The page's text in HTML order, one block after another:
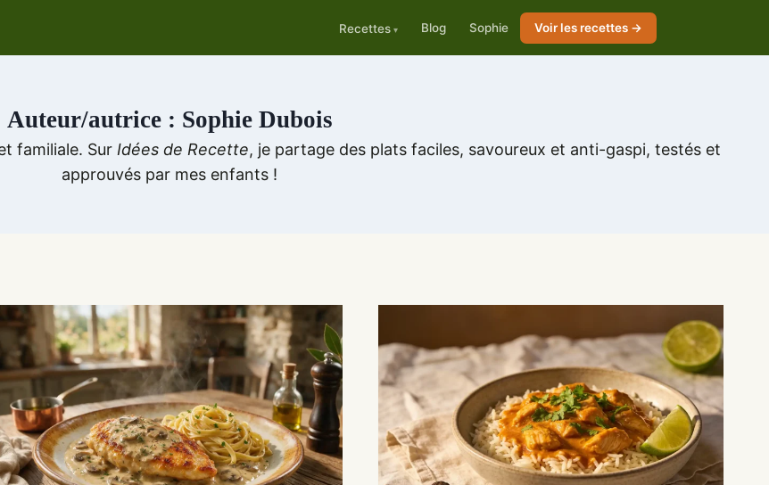
Recettes Blog Sophie Voir les recettes →
Auteur/autrice : Sophie Dubois
familiale. Sur Idées de Recette, je partage des plats faciles, savoureux et anti-gaspi, testés et
approuvés par mes enfants !